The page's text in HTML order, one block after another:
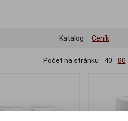
Katalog Ceník
Počet na stránku 40 80